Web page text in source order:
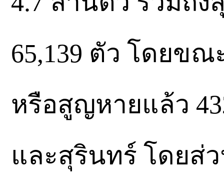
65,139 ตัว โดยข
หรือสูญหายแล้ว
และสุรินทร์ โดยส่